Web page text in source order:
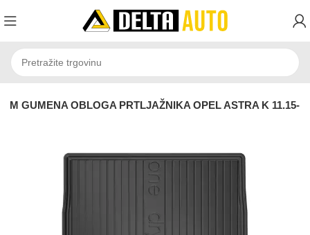
GUMENA OBLOGA PRTLJAŽNIKA OPEL ASTRA K 11.15-